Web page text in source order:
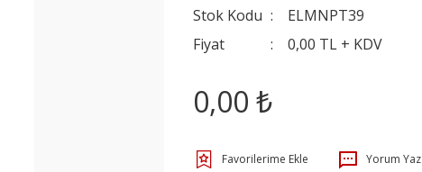
Stok Kodu
ELMNPT39
Fiyat
0,00 TL + KDV
0,00 ₺
Yorum Yaz